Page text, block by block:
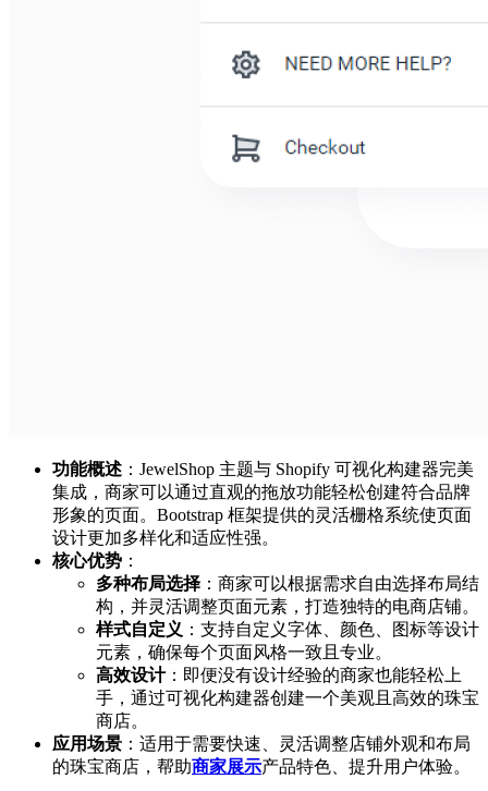
功能概述 ：JewelShop 主题与 Shopify 可视化构建器完美
集成，商家可以通过直观的拖放功能轻松创建符合品牌
形象的页面。Bootstrap 框架提供的灵活栅格系统使页面
设计更加多样化和适应性强。
核心优势 ：
多种布局选择 ：商家可以根据需求自由选择布局结
构，并灵活调整页面元素，打造独特的电商店铺。
样式自定义 ：支持自定义字体、颜色、图标等设计
元素，确保每个页面风格一致且专业。
高效设计：即便没有设计经验的商家也能轻松上
手，通过可视化构建器创建一个美观且高效的珠宝
商店。
应用场景 ：适用于需要快速、灵活调整店铺外观和布局
的珠宝商店，帮助商家展示产品特色、提升用户体验。